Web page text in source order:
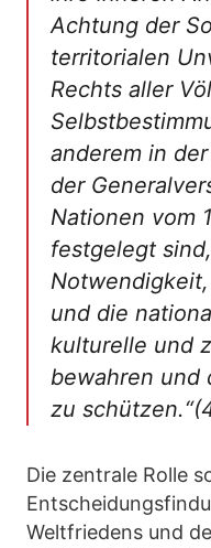
Achtung der
territorialen
Rechts aller
anderem in
der
Nationen vom
festgelegt
und die
kulturelle und
bewahren und
zu
Die zentrale Rolle
Weltfriedens und